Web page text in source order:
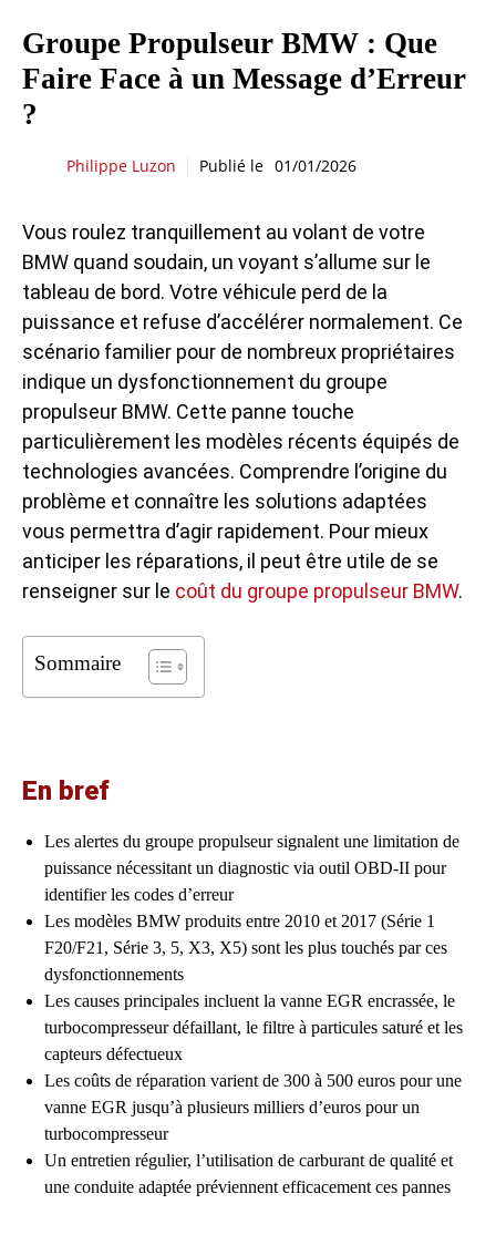
Groupe Propulseur BMW : Que
Faire Face à un Message d’Erreur
?
Philippe Luzon Publié le 01/01/2026
Vous roulez tranquillement au volant de votre
BMW quand soudain, un voyant s’allume sur le
tableau de bord. Votre véhicule perd de la
puissance et refuse d’accélérer normalement. Ce
scénario familier pour de nombreux propriétaires
indique un dysfonctionnement du groupe
propulseur BMW. Cette panne touche
particulièrement les modèles récents équipés de
technologies avancées. Comprendre l’origine du
problème et connaître les solutions adaptées
vous permettra d’agir rapidement. Pour mieux
anticiper les réparations, il peut être utile de se
renseigner sur le coût du groupe propulseur BMW.
Sommaire
En bref
Les alertes du groupe propulseur signalent une limitation de
puissance nécessitant un diagnostic via outil OBD-II pour
identifier les codes d’erreur
Les modèles BMW produits entre 2010 et 2017 (Série 1
F20/F21, Série 3, 5, X3, X5) sont les plus touchés par ces
dysfonctionnements
Les causes principales incluent la vanne EGR encrassée, le
turbocompresseur défaillant, le filtre à particules saturé et les
capteurs défectueux
Les coûts de réparation varient de 300 à 500 euros pour une
vanne EGR jusqu’à plusieurs milliers d’euros pour un
turbocompresseur
Un entretien régulier, l’utilisation de carburant de qualité et
une conduite adaptée préviennent efficacement ces pannes